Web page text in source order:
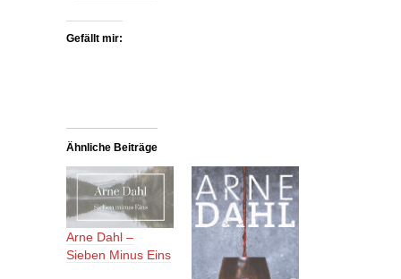
Gefällt mir:
Ähnliche Beiträge
Arne Dahl –
Sieben Minus Eins